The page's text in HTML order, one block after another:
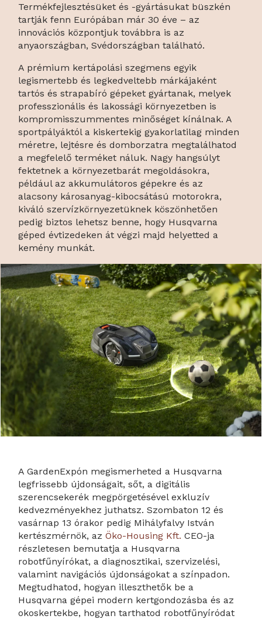
Termékfejlesztésüket és -gyártásukat büszkén
tartják fenn Európában már 30 éve – az
innovációs központjuk továbbra is az
anyaországban, Svédországban található.
A prémium kertápolási szegmens egyik
legismertebb és legkedveltebb márkájaként
tartós és strapabíró gépeket gyártanak, melyek
professzionális és lakossági környezetben is
kompromisszummentes minőséget kínálnak. A
sportpályáktól a kiskertekig gyakorlatilag minden
méretre, lejtésre és domborzatra megtalálhatod
a megfelelő terméket náluk. Nagy hangsúlyt
fektetnek a környezetbarát megoldásokra,
például az akkumulátoros gépekre és az
alacsony károsanyag-kibocsátású motorokra,
kiváló szervízkörnyezetüknek köszönhetően
pedig biztos lehetsz benne, hogy Husqvarna
géped évtizedeken át végzi majd helyetted a
kemény munkát.
A GardenExpón megismerheted a Husqvarna
legfrissebb újdonságait, sőt, a digitális
szerencsekerék megpörgetésével exkluzív
kedvezményekhez juthatsz. Szombaton 12 és
vasárnap 13 órakor pedig Mihályfalvy István
kertészmérnök, azÖko-Housing Kft. CEO-ja
részletesen bemutatja a Husqvarna
robotfűnyírókat, a diagnosztikai, szervizelési,
valamint navigációs újdonságokat a színpadon.
Megtudhatod, hogyan illeszthetők be a
Husqvarna gépei modern kertgondozásba és az
okoskertekbe, hogyan tarthatod robotfűnyíródat